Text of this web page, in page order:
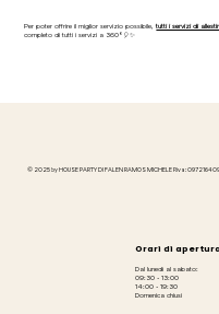
Per poter offrire il miglior servizio possibile,tutti i servizi di
completo di tutti i servizi a 360°🎈✨
© 2025 by HOUSE PARTY DI FALEN RAMOS MICHELE P.iva:
Orari di apertura
Dal lunedì al sabato:
09:30 - 13:00
14:00 - 19:30
Domenica chiusi